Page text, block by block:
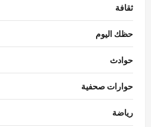
ثقافة
حظك اليوم
حوادث
حوارات صحفية
رياضة